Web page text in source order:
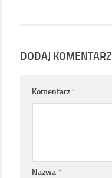
DODAJ KOMENTARZ
Komentarz*
Nazwa*